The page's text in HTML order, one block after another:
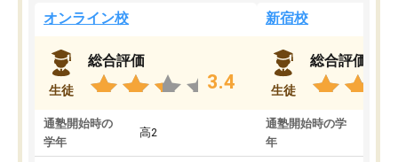
オンライン校
生徒
総合評価
3.4
通塾開始時の
学年
高2
新宿校
生徒
総合評価
通塾開始時の学
年